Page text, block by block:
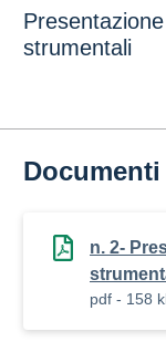
strumentali
Documenti
n. 2-
pdf - 158